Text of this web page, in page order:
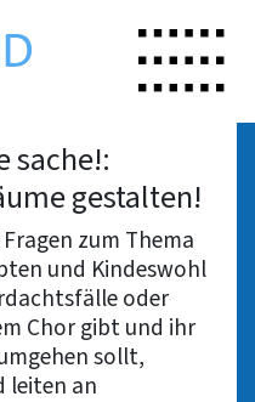
öffnen
sache!:
gestalten!
zum Thema
und Kindeswohl
oder
Chor gibt und ihr
sollt,
leiten an